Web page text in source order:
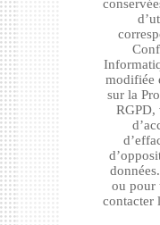
modifiée
sur la
RGPD,
ou pour
contacter